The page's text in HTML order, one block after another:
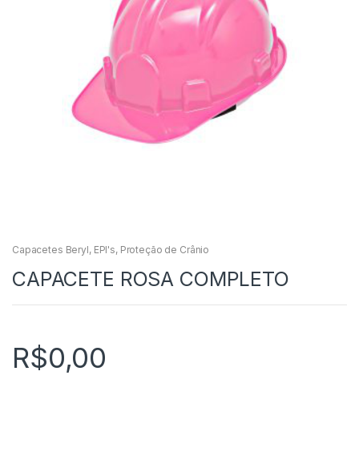
Capacetes Beryl, EPI's, Proteção de Crânio
CAPACETE ROSA COMPLETO
R$0,00